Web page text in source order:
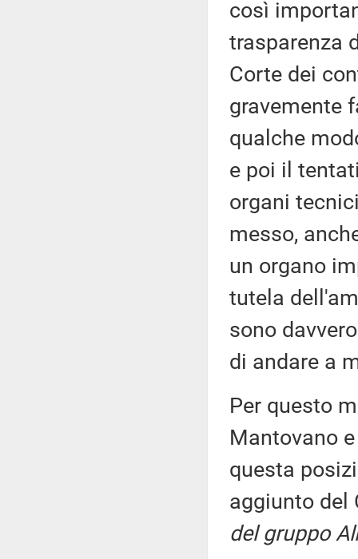
così
trasparenza
Corte dei
gravemente
qualche
e poi il
organi
messo,
un organo
tutela
sono
di andare a
Per questo
Mantovano
questa
aggiunto
del gruppo